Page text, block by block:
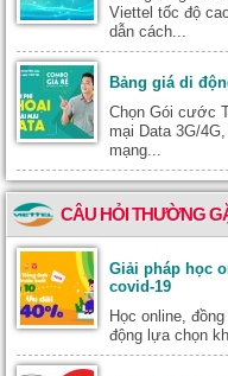
Viettel tốc độ
dẫn cách...
Bảng giá di
Chọn Gói cước
mại Data 3G/
mạng...
CÂU HỎI THƯỜNG
Giải pháp học
covid-19
Học online,
động lựa chọn